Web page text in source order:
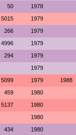
50 1978
5015 1979
266 1979
4996 1979
294 1979
1979
5099 1979 1988
459 1980
5137 1980
1980
434 1980